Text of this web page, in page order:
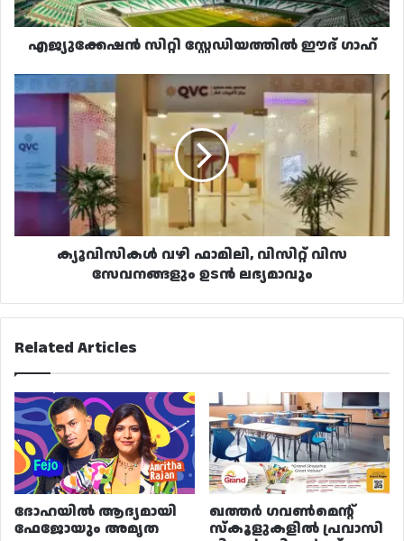
എജ്യുക്കേഷൻ സിറ്റി സ്റ്റേഡിയത്തിൽ ഈദ് ഗാഹ്
ക്യൂവിസികൾ
വഴി
വിസിറ്റ്
വിസ
സേവനങ്ങളും
ഉടൻ
ലഭ്യമാവും
ക്യൂവിസികൾ വഴി ഫാമിലി, വിസിറ്റ് വിസ
സേവനങ്ങളും ഉടൻ ലഭ്യമാവും
Related Articles
ദോഹയിൽ ആദ്യമായി
ഫേജോയും അമൃത
ഖത്തർ ഗവൺമെന്റ്
സ്കൂളുകളിൽ പ്രവാസി